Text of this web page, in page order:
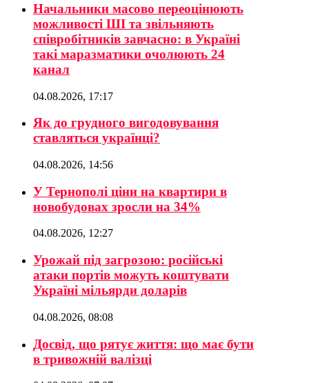
Начальники масово переоцінюють
можливості ШІ та звільняють
співробітників завчасно: в Україні
такі маразматики очолюють 24
канал
04.08.2026, 17:17
Як до грудного вигодовування
ставляться українці?
04.08.2026, 14:56
У Тернополі ціни на квартири в
новобудовах зросли на 34%
04.08.2026, 12:27
Урожай під загрозою: російські
атаки портів можуть коштувати
Україні мільярди доларів
04.08.2026, 08:08
Досвід, що рятує життя: що має бути
в тривожній валізці